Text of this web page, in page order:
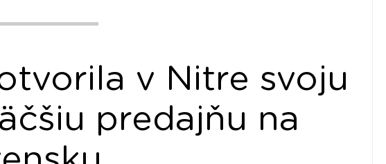
v Nitre svoju
predajňu na